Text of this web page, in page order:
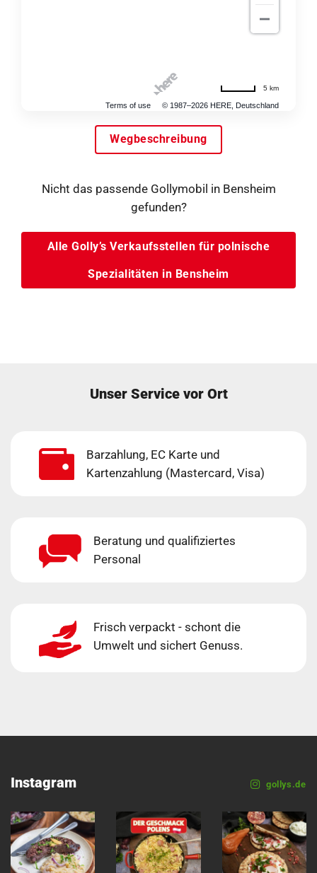
Terms of use © 1987–2026 HERE, Deutschland
5 km
Wegbeschreibung
Nicht das passende Gollymobil in Bensheim
gefunden?
Alle Golly’s Verkaufsstellen für polnische
Spezialitäten in Bensheim
Unser Service vor Ort
Barzahlung, EC Karte und
Kartenzahlung (Mastercard, Visa)
Beratung und qualifiziertes
Personal
Frisch verpackt - schont die
Umwelt und sichert Genuss.
Instagram gollys.de